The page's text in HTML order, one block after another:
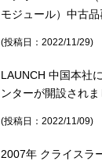
モジュール）中古品
(投稿日：2022/11/29)
LAUNCH 中国本社
ンターが開設されま
(投稿日：2022/11/09)
2007年 クライスラ